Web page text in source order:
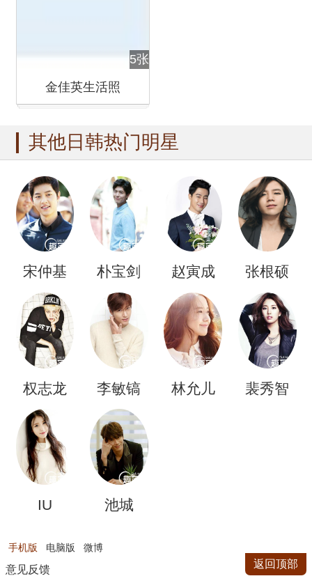
5张
金佳英生活照
其他日韩热门明星
宋仲基 朴宝剑 赵寅成 张根硕
权志龙 李敏镐 林允儿 裴秀智
IU 池城
手机版 电脑版 微博
意见反馈 返回顶部